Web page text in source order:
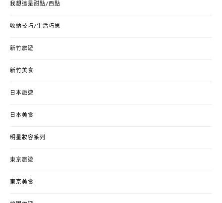
我想這是甜點/西點
收納技巧/生活巧思
新竹旅遊
新竹美食
日本旅遊
日本美食
明星妝容系列
東京旅遊
東京美食